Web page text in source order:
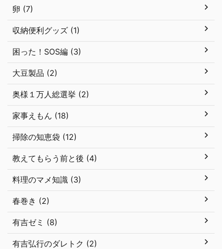
卵 (7)
収納便利グッズ (1)
困った！SOS編 (3)
大豆製品 (2)
奥様１万人総選挙 (2)
家事えもん (18)
掃除の知恵袋 (12)
教えてもらう前と後 (4)
料理のマメ知識 (3)
春巻き (2)
有吉ゼミ (8)
有吉弘行のダレトク (2)